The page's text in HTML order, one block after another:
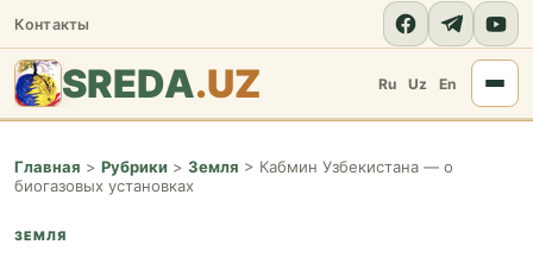
Контакты
SREDA.UZ Ru Uz En
Главная > Рубрики > Земля > Кабмин Узбекистана — о
биогазовых установках
ЗЕМЛЯ